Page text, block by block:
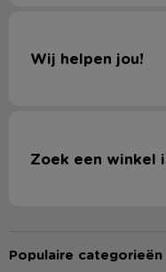
Wij helpen jou!
Zoek een winkel
Populaire categorieën